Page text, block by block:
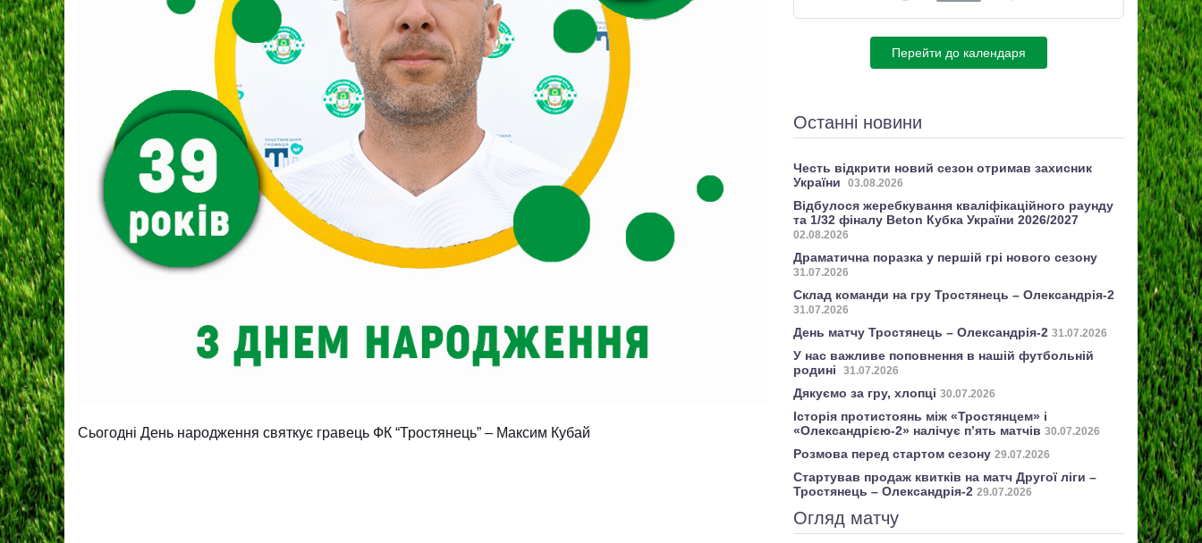
Сьогодні День народження святкує гравець ФК “Тростянець” – Максим Кубай
Перейти до календаря
Останні новини
Честь відкрити новий сезон отримав захисник
України
03.08.2026
Відбулося жеребкування кваліфікаційного раунду
та 1/32 фіналу Beton Кубка України 2026/2027
02.08.2026
Драматична поразка у першій грі нового сезону
31.07.2026
Склад команди на гру Тростянець – Олександрія-2
31.07.2026
День матчу Тростянець – Олександрія-2 31.07.2026
У нас важливе поповнення в нашій футбольній
родині
31.07.2026
Дякуємо за гру, хлопці 30.07.2026
Історія протистоянь між «Тростянцем» і
«Олександрією-2» налічує п’ять матчів 30.07.2026
Розмова перед стартом сезону 29.07.2026
Стартував продаж квитків на матч Другої ліги –
Тростянець – Олександрія-2 29.07.2026
Огляд матчу